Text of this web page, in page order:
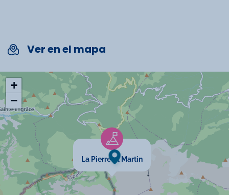
Spécificités
Chèques vacances acceptés
Animaux interdits
Cartes bancaires acceptées
Ver en el mapa
La Pierre St Martin
+
−